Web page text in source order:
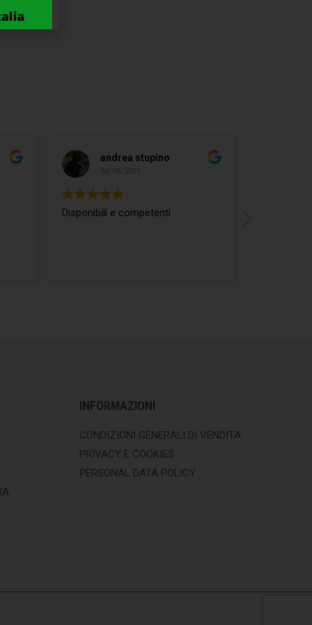
andrea stupino
06/08/2021
Disponibili e competenti
INFORMAZIONI
CONDIZIONI GENERALI DI VENDITA
PRIVACY E COOKIES
PERSONAL DATA POLICY